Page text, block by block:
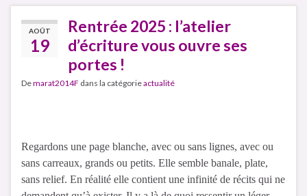
AOÛT
19
Rentrée 2025 : l’atelier
d’écriture vous ouvre ses
portes !
Demarat2014F dans la catégorieactualité
Regardons une page blanche, avec ou sans lignes, avec ou
sans carreaux, grands ou petits. Elle semble banale, plate,
sans relief. En réalité elle contient une infinité de récits qui ne